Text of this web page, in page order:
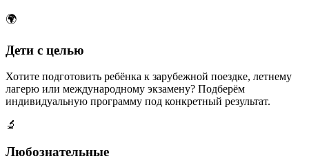
🌍
Дети с целью
Хотите подготовить ребёнка к зарубежной поездке, летнему
лагерю или международному экзамену? Подберём
индивидуальную программу под конкретный результат.
🔬
Любознательные